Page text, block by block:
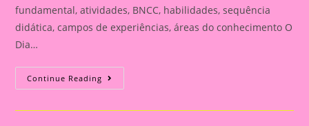
fundamental, atividades, BNCC, habilidades, sequência
didática, campos de experiências, áreas do conhecimento O
Dia…
Continue Reading Cartão
Lembrança
O